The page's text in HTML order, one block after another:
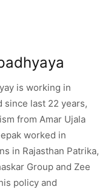
is working in
since last 22 years,
from Amar Ujala
worked in
in Rajasthan Patrika,
Group and Zee
policy and